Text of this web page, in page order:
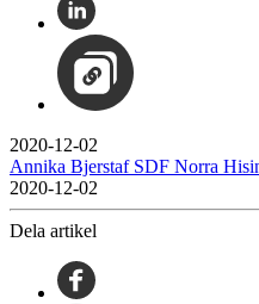
2020-12-02
Annika Bjerstaf SDF Norra
2020-12-02
Dela artikel